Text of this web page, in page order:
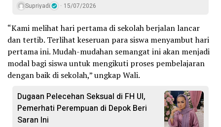
Supriyadi 15/07/2026
“Kami melihat hari pertama di sekolah berjalan lancar
dan tertib. Terlihat keseruan para siswa menyambut hari
pertama ini. Mudah-mudahan semangat ini akan menjadi
modal bagi siswa untuk mengikuti proses pembelajaran
dengan baik di sekolah,” ungkap Wali.
Dugaan Pelecehan Seksual di FH UI,
Pemerhati Perempuan di Depok Beri
Saran Ini